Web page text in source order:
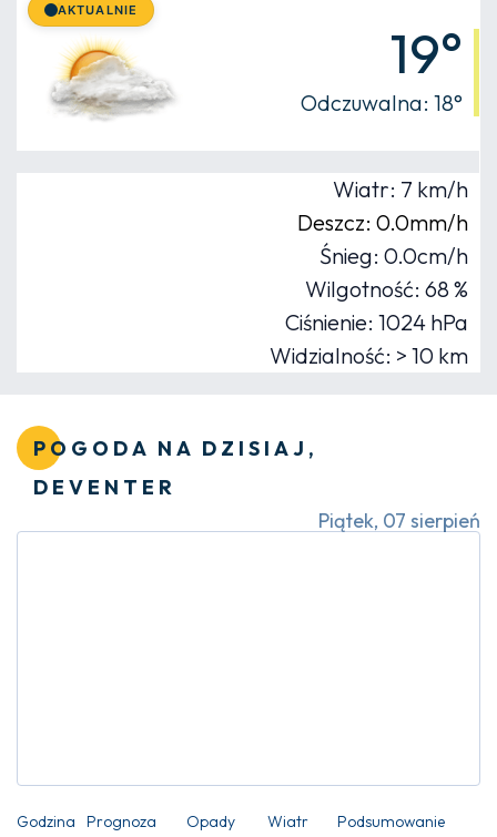
AKTUALNIE
19°
Odczuwalna: 18°
Wiatr: 7 km/h
Deszcz: 0.0mm/h
Śnieg: 0.0cm/h
Wilgotność: 68 %
Ciśnienie: 1024 hPa
Widzialność: > 10 km
POGODA NA DZISIAJ,
DEVENTER
Piątek, 07 sierpień
Godzina Prognoza Opady Wiatr Podsumowanie